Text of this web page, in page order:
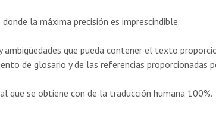
la máxima precisión es imprescindible.
ambigüedades que pueda contener el texto
de glosario y de las referencias proporcionadas
que se obtiene con de la traducción humana 100%.